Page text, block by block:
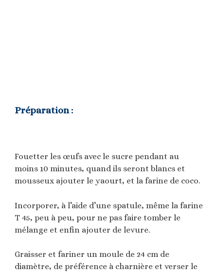
Préparation :
Fouetter les œufs avec le sucre pendant au
moins 10 minutes, quand ils seront blancs et
mousseux ajouter le yaourt, et la farine de coco.
Incorporer, à l’aide d’une spatule, même la farine
T 45, peu à peu, pour ne pas faire tomber le
mélange et enfin ajouter de levure.
Graisser et fariner un moule de 24 cm de
diamètre, de préférence à charnière et verser le